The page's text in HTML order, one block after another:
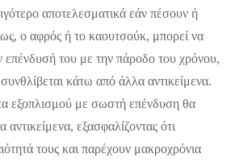
αποτελεσματικά εάν πέσουν ή
ο αφρός ή το καουτσούκ, μπορεί να
επένδυσή του με την πάροδο του χρόνου,
κάτω από άλλα αντικείμενα.
εξοπλισμού με σωστή επένδυση θα
αντικείμενα, εξασφαλίζοντας ότι
τους και παρέχουν μακροχρόνια